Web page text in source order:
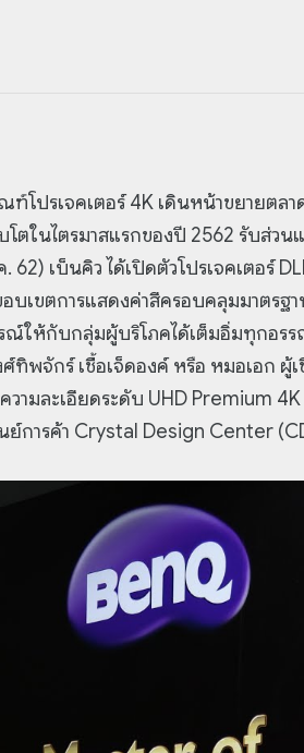
โปรเจคเตอร์ 4K เดินหน้าขยายตล
ตในไตรมาสแรกของปี 2562 รับส่วน
เบ็นคิว ได้เปิดตัวโปรเจคเตอร์
เขตการแสดงค่าสีครอบคลุมมาตรฐ
ณ์ให้กับกลุ่มผู้บริโภคได้เต็มอิ่มทุกอรร
จักร์ เชื้อเจ็ดองค์ หรือ หมอเอก ผู้
วามละเอียดระดับ UHD Premium
ย์การค้า Crystal Design Center